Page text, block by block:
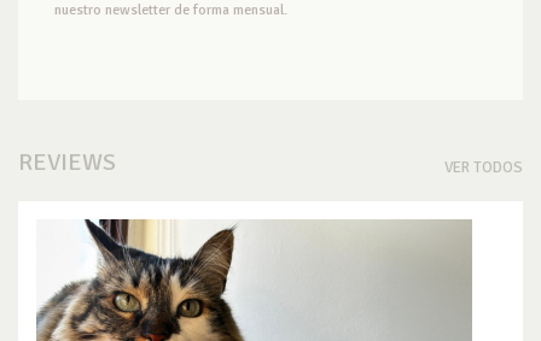
nuestro newsletter de forma mensual.
REVIEWS VER TODOS